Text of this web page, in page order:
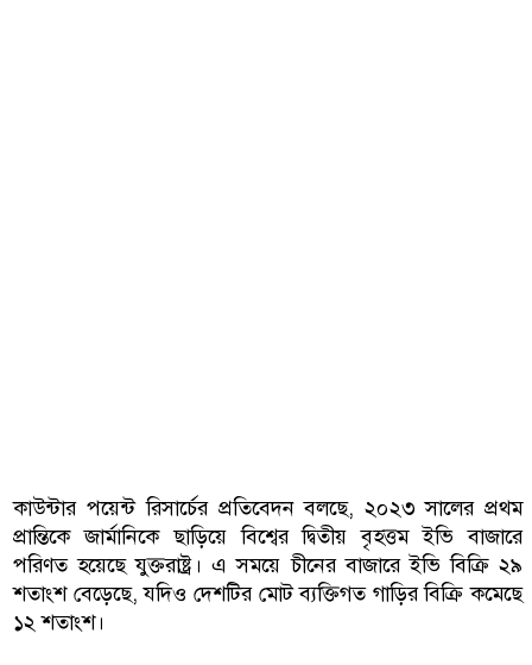
কাউন্টার পয়েন্ট রিসার্চের প্রতিবেদন বলছে, ২০২৩ সালের প্রথম
প্রান্তিকে জার্মানিকে ছাড়িয়ে বিশ্বের দ্বিতীয় বৃহত্তম ইভি বাজারে
পরিণত হয়েছে যুক্তরাষ্ট্র। এ সময়ে চীনের বাজারে ইভি বিক্রি ২৯
শতাংশ বেড়েছে, যদিও দেশটির মোট ব্যক্তিগত গাড়ির বিক্রি কমেছে
১২ শতাংশ।